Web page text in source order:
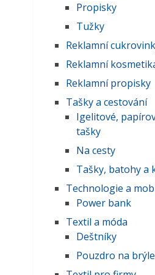
Propisky
Tužky
Reklamní
Reklamní
Reklamní propisky
Tašky a cestování
Igelitové,
tašky
Na cesty
Tašky, batohy a
Technologie a
Power bank
Textil a móda
Deštníky
Pouzdro na brýle